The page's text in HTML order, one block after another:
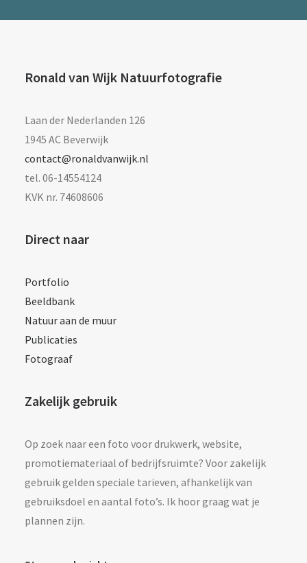
Ronald van Wijk Natuurfotografie
Laan der Nederlanden 126
1945 AC Beverwijk
contact@ronaldvanwijk.nl
tel. 06-14554124
KVK nr. 74608606
Direct naar
Portfolio
Beeldbank
Natuur aan de muur
Publicaties
Fotograaf
Zakelijk gebruik
Op zoek naar een foto voor drukwerk, website,
promotiemateriaal of bedrijfsruimte? Voor zakelijk
gebruik gelden speciale tarieven, afhankelijk van
gebruiksdoel en aantal foto’s. Ik hoor graag wat je
plannen zijn.